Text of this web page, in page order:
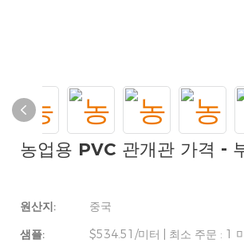
농업용 PVC 관개관 가격 -
원산지:
중국
샘플:
$534.51/미터 | 최소 주문 : 1